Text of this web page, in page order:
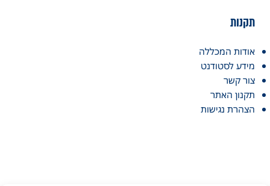
תקנות
אודות המכללה
מידע לסטודנט
צור קשר
תקנון האתר
הצהרת נגישות